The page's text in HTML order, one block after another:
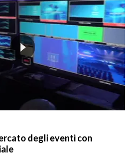
degli eventi con